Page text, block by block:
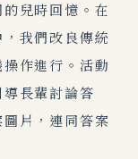
兒時回憶。在
，我們改良傳統
作進行。活動
長輩討論答
片，連同答案